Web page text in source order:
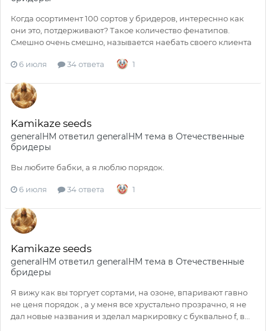
Когда осортимент 100 сортов у бридеров, интереснно как
они это, потдерживают? Такое количество фенатипов.
Смешно очень смешно, называется наебать своего клиента
6 июля 34 ответа 1
Kamikaze seeds
generalHM ответил generalHM тема в Отечественные
бридеры
Вы любите бабки, а я люблю порядок.
6 июля 34 ответа 1
Kamikaze seeds
generalHM ответил generalHM тема в Отечественные
бридеры
Я вижу как вы торгует сортами, на озоне, впаривают гавно
не ценя порядок , а у меня все хрустально прозрачно, я не
дал новые названия и зделал маркировку с буквально f, в...